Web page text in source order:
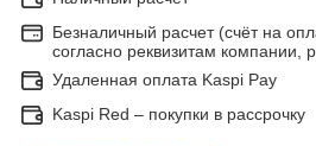
Безналичный расчет (счёт на
согласно реквизитам компании,
Удаленная оплата Kaspi Pay
Kaspi Red – покупки в рассрочку